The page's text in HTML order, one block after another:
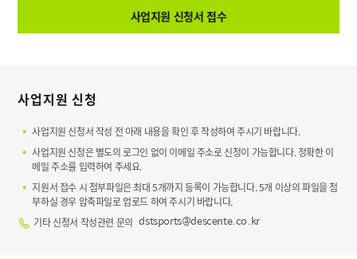
사업지원 신청서 접수
사업지원 신청
사업지원 신청서 작성 전 아래 내용을 확인 후 작성하여 주시기 바랍니다.
사업지원 신청은 별도의 로그인 없이 이메일 주소로 신청이 가능합니다. 정확한 이
메일 주소를 입력하여 주세요.
지원서 접수 시 첨부파일은 최대 5개까지 등록이 가능합니다. 5개 이상의 파일을 첨
부하실 경우 압축파일로 업로드 하여 주시기 바랍니다.
기타 신청서 작성관련 문의 dstsports@descente.co.kr